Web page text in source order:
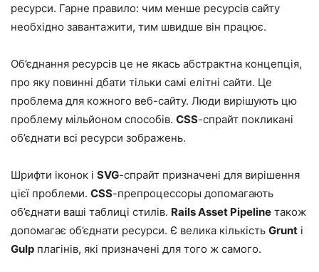
ресурси. Гарне правило: чим менше ресурсів сайту
необхідно завантажити, тим швидше він працює.
Об’єднання ресурсів це не якась абстрактна концепція,
про яку повинні дбати тільки самі елітні сайти. Це
проблема для кожного веб-сайту. Люди вирішують цю
проблему мільйоном способів. CSS-спрайт покликані
об’єднати всі ресурси зображень.
Шрифти іконок і SVG-спрайт призначені для вирішення
цієї проблеми. CSS-препроцессоры допомагають
об’єднати ваші таблиці стилів. Rails Asset Pipeline також
допомагає об’єднати ресурси. Є велика кількість Grunt і
Gulp плагінів, які призначені для того ж самого.